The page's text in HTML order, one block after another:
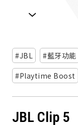
JBL 藍牙功能
Playtime Boost
JBL Clip 5